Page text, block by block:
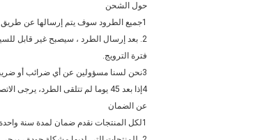
حول الشحن
1جميع الطرود سوف يتم إرسالها عن طريق Aliexpress طريقة الشحن الرسمية، وسوف تكون كلها قابلة للتعقب.
فترة الترويج.
3نحن لسنا مسؤولين عن أي ضرائب أو ضريبة القيمة المضافة على الجمارك في بلد المشتري.
4إذا بعد 45 يوما لم تتلقى الطرد، يرجى الاتصال بنا. سنقدم بحثا مع وكيل الشحن ومساعدة في تتبع المعلومات اللوجستية بالنسبة لك. إذا بعد 60 يوما،ما زلت لا تتلقى الطرد، يمكنك الاتصال بنا لرد كامل لك.
عن الضمان
1لكل المنتجات نقدم ضمان لمدة سنة واحدة